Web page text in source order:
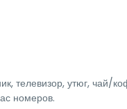
телевизор, утюг, чай/
номеров.